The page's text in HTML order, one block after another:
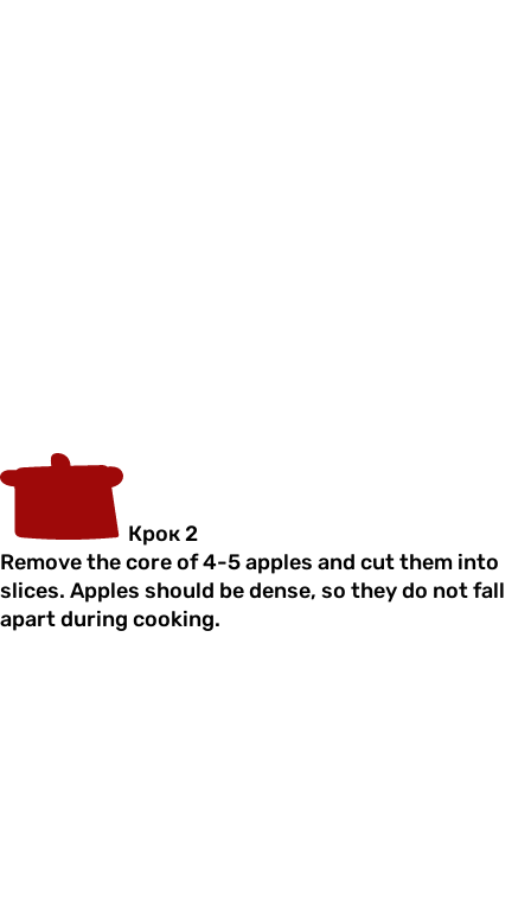
Крок 2
Remove the core of 4-5 apples and cut them into
slices. Apples should be dense, so they do not fall
apart during cooking.